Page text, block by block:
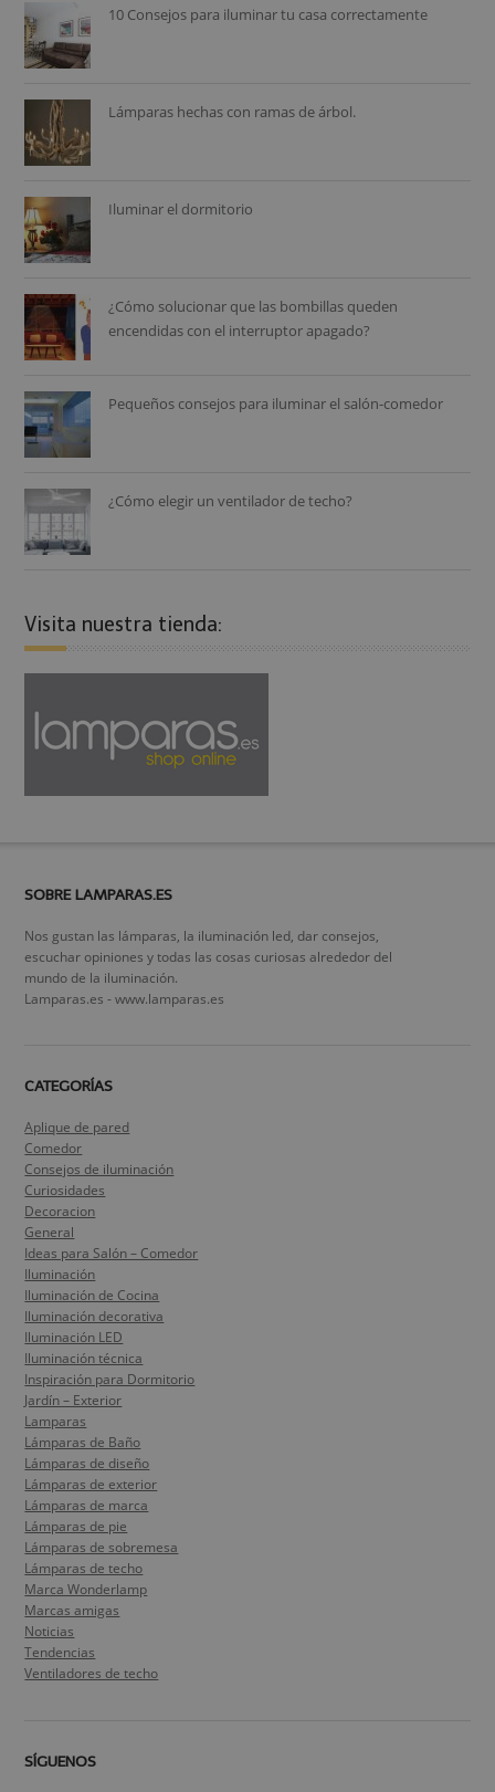
10 Consejos para iluminar tu casa correctamente
Lámparas hechas con ramas de árbol.
Iluminar el dormitorio
¿Cómo solucionar que las bombillas queden
encendidas con el interruptor apagado?
Pequeños consejos para iluminar el salón-comedor
¿Cómo elegir un ventilador de techo?
Visita nuestra tienda:
SOBRE LAMPARAS.ES
Nos gustan las lámparas, la iluminación led, dar consejos,
escuchar opiniones y todas las cosas curiosas alrededor del
mundo de la iluminación.
Lamparas.es - www.lamparas.es
CATEGORÍAS
Aplique de pared
Comedor
Consejos de iluminación
Curiosidades
Decoracion
General
Ideas para Salón – Comedor
Iluminación
Iluminación de Cocina
Iluminación decorativa
Iluminación LED
Iluminación técnica
Inspiración para Dormitorio
Jardín – Exterior
Lamparas
Lámparas de Baño
Lámparas de diseño
Lámparas de exterior
Lámparas de marca
Lámparas de pie
Lámparas de sobremesa
Lámparas de techo
Marca Wonderlamp
Marcas amigas
Noticias
Tendencias
Ventiladores de techo
SÍGUENOS